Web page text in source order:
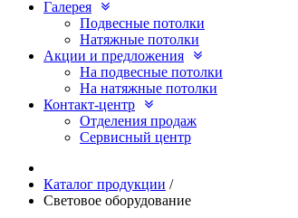
Галерея
Подвесные потолки
Натяжные потолки
Акции и предложения
На подвесные потолки
На натяжные потолки
Контакт-центр
Отделения продаж
Сервисный центр
Каталог продукции /
Световое оборудование